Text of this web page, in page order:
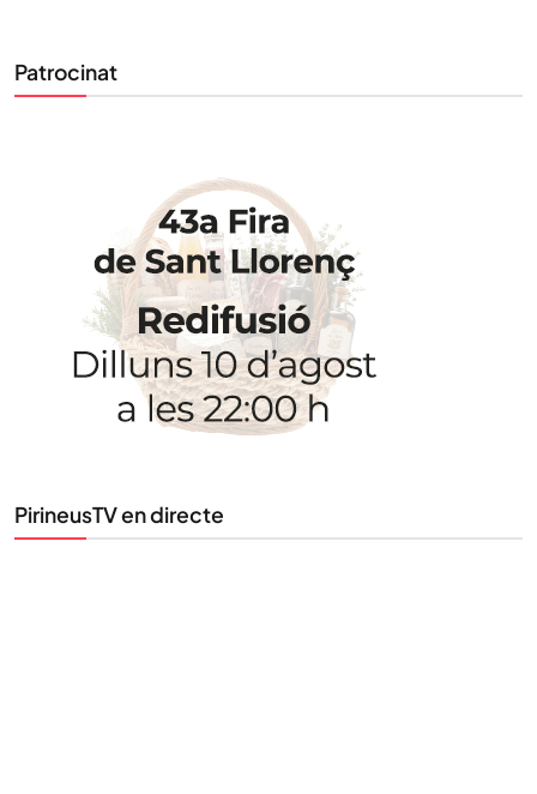
Patrocinat
PirineusTV en directe
STAY UPDATED
Uneix-te al nostre butlletí
Tota l’actualitat, seleccionada i enviada directament
al teu correu. Subscriu-te al nostre butlletí i segueix
la informació que importa.